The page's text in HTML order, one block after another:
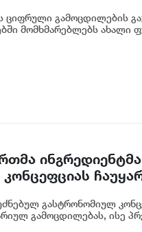
გამოცდილების
მომხმარებლებს ახალი
გასტრონომიულ
გამოცდილებას, ისე